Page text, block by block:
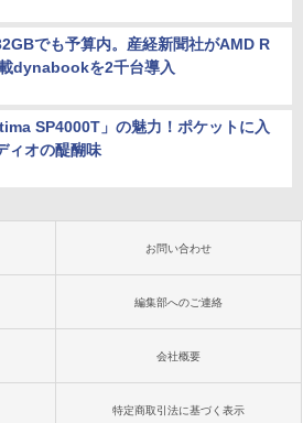
でも予算内。産経新聞社がAMD R
dynabookを2千台導入
SP4000T」の魅力！ポケットに入
ィオの醍醐味
お問い合わせ
編集部へのご連絡
会社概要
特定商取引法に基づく表示